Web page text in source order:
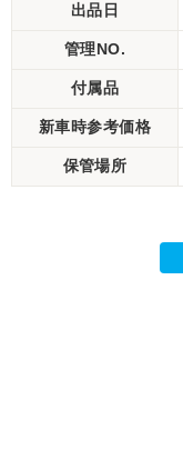
出品日
管理NO.
付属品
新車時参考価格
保管場所